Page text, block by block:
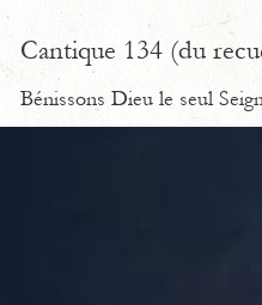
Cantique 134 (du
Bénissons Dieu le seul